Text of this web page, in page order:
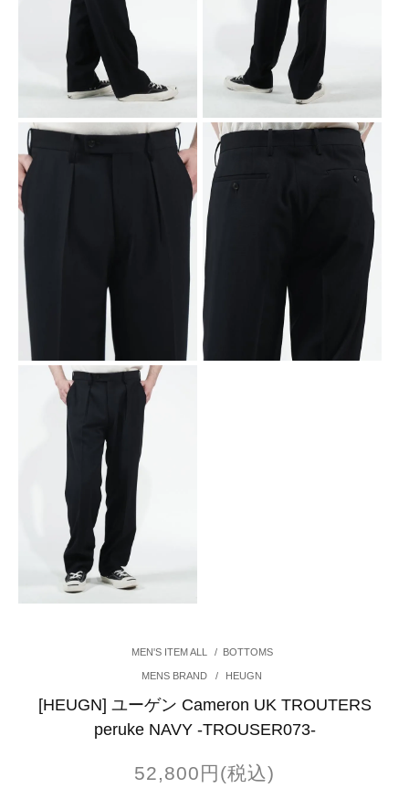
MEN'S ITEM ALL / BOTTOMS
MENS BRAND / HEUGN
[HEUGN] ユーゲン Cameron UK TROUTERS
peruke NAVY -TROUSER073-
52,800円(税込)